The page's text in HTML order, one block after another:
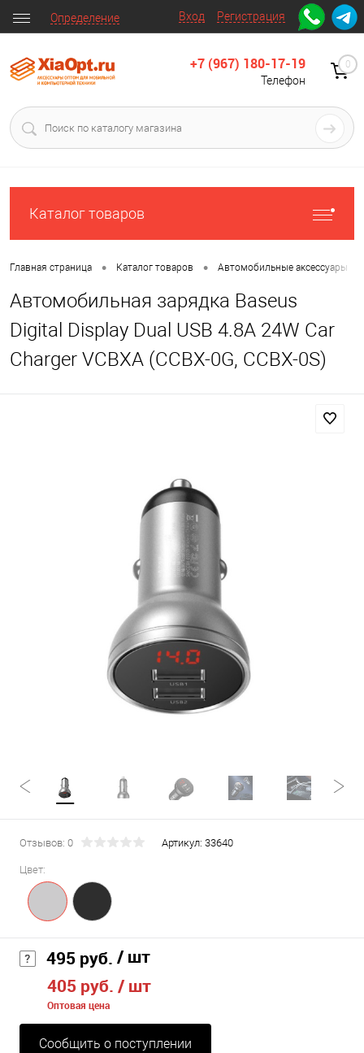
Вход Регистрация
Определение
+7 (967) 180-17-19
Телефон
0
Каталог товаров
Главная страница • Каталог товаров • Автомобильные аксессуары
Автомобильная зарядка Baseus
Digital Display Dual USB 4.8A 24W Car
Charger VCBXA (CCBX-0G, CCBX-0S)
Отзывов: 0 Артикул: 33640
Цвет:
495 руб. / шт
405 руб. / шт
Оптовая цена
Сообщить о поступлении